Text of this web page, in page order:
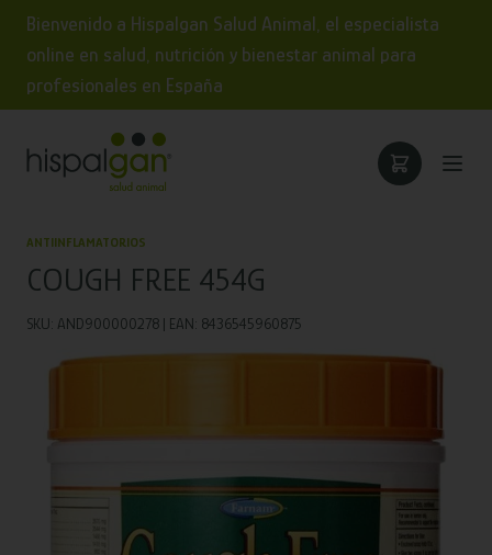
Bienvenido a Hispalgan Salud Animal, el especialista
online en salud, nutrición y bienestar animal para
profesionales en España
ANTIINFLAMATORIOS
COUGH FREE 454G
SKU: AND900000278 | EAN: 8436545960875